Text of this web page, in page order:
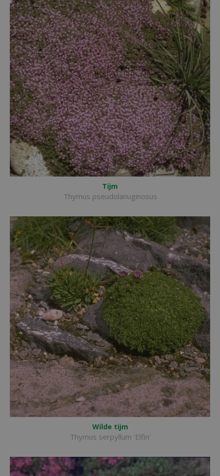
Tijm
Thymus pseudolanuginosus
Wilde tijm
Thymus serpyllum 'Elfin'